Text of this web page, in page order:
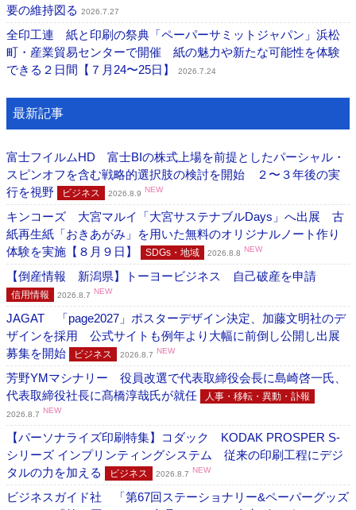
要の維持図る 2026.7.27
全印工連 紙と印刷の祭典「ペーパーサミットジャパン」浜松
町・産業貿易センターで開催 紙の魅力や新たな可能性を体験
できる２日間【７月24〜25日】
2026.7.24
最新記事
富士フイルムHD 富士BIの株式上場を前提としたパーシャル・
スピンオフを含む戦略的選択肢の検討を開始 ２〜３年後の実
行を視野
ビジネス 2026.8.9 NEW
キンコーズ 大宮マルイ「大宮サステナブルDays」へ出展 古
紙再生紙「おきあがみ」を用いた無料のオリジナルノート作り
体験を実施【８月９日】
SDGs・地域 2026.8.8 NEW
【倒産情報 新潟県】トーヨービジネス 自己破産を申請
信用情報 2026.8.7 NEW
JAGAT 「page2027」ポスターデザイン決定、加藤文明社のデ
ザインを採用 公式サイトも例年より大幅に前倒し公開し出展
募集を開始
ビジネス 2026.8.7 NEW
芳野YMマシナリー 役員改選で代表取締役会長に島崎啓一氏、
代表取締役社長に髙橋淳哉氏が就任
人事・移転・異動・訃報
2026.8.7 NEW
【パーソナライズ印刷特集】コダック KODAK PROSPER S-
シリーズ インプリンティングシステム 従来の印刷工程にデジ
タルの力を加える
ビジネス 2026.8.7 NEW
ビジネスガイド社 「第67回ステーショナリー&ペーパーグッズ